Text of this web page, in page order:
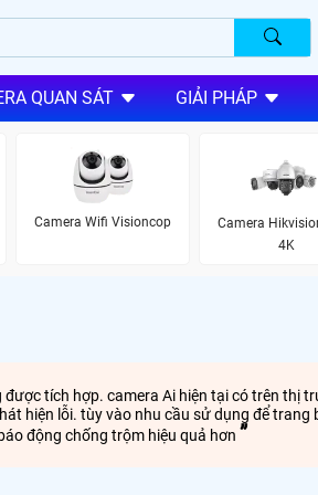
QUAN SÁT GIẢI PHÁP
Camera Wifi Visioncop
Camera
4K
tích hợp. camera Ai hiện tại có trên
hiện lỗi. tùy vào nhu cầu sử dụng để
động chống trộm hiệu quả hơn